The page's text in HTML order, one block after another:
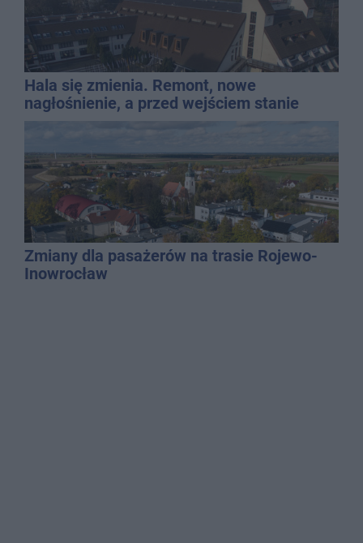
Hala się zmienia. Remont, nowe
nagłośnienie, a przed wejściem stanie
QEMETICA ARENA
Zmiany dla pasażerów na trasie Rojewo-
Inowrocław